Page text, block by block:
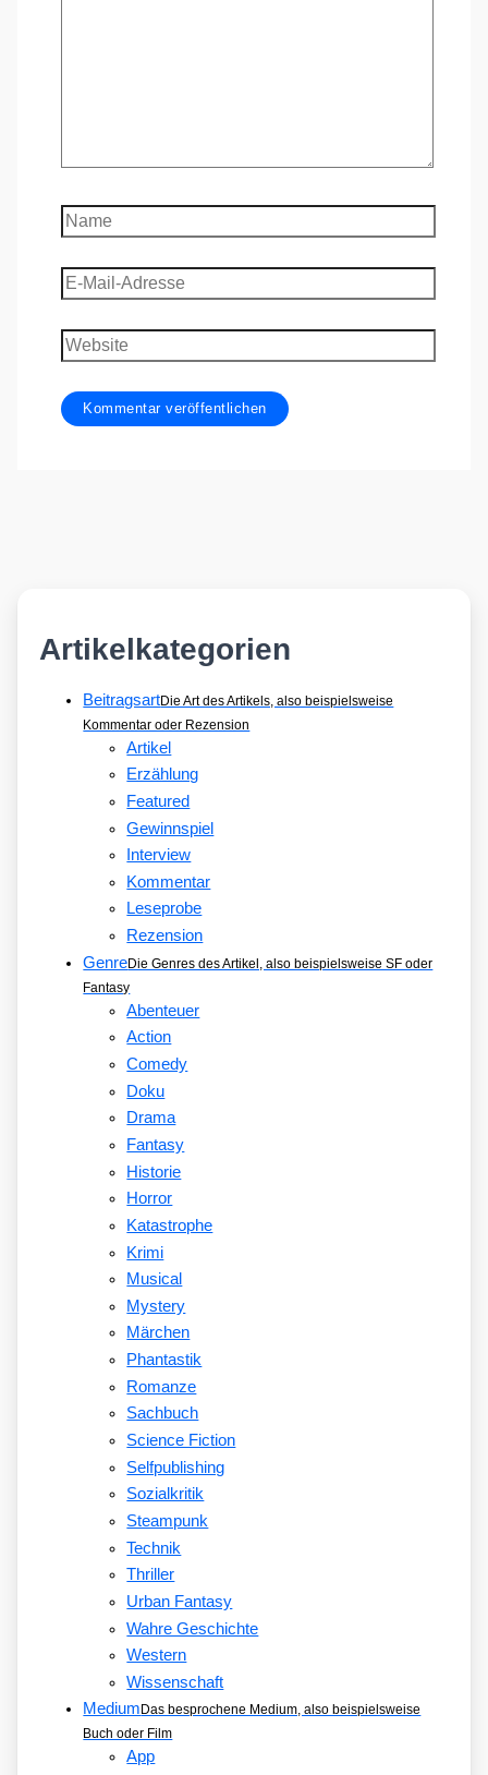
Name
E-
Mail-
Adresse
Website
Artikelkategorien
BeitragsartDie Art des Artikels, also beispielsweise
Kommentar oder Rezension
Artikel
Erzählung
Featured
Gewinnspiel
Interview
Kommentar
Leseprobe
Rezension
GenreDie Genres des Artikel, also beispielsweise SF oder
Fantasy
Abenteuer
Action
Comedy
Doku
Drama
Fantasy
Historie
Horror
Katastrophe
Krimi
Musical
Mystery
Märchen
Phantastik
Romanze
Sachbuch
Science Fiction
Selfpublishing
Sozialkritik
Steampunk
Technik
Thriller
Urban Fantasy
Wahre Geschichte
Western
Wissenschaft
Medium Das besprochene Medium, also beispielsweise
Buch oder Film
App